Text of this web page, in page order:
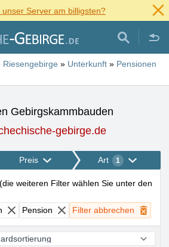
unser Server am billigsten?
Riesengebirge » Unterkunft » Pensionen
Gebirgskammbauden
gebirge.de
Preis Art 1
(die weiteren Filter wählen Sie unter den
Pension Filter abbrechen